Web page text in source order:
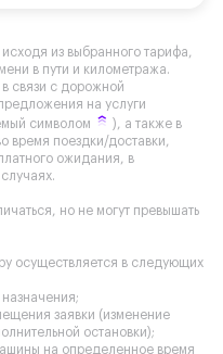
из выбранного тарифа,
в пути и километража.
в связи с дорожной
на услуги
символом
), а также в
время поездки/доставки,
ожидания, в
но не могут превышать
осуществляется в следующих
заявки (изменение
остановки);
на определенное время